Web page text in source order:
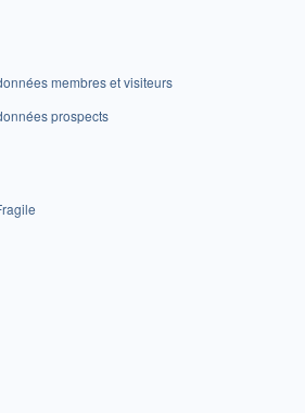
membres et visiteurs
prospects